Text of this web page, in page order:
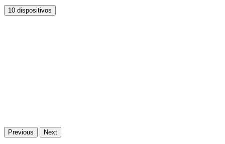
10 dispositivos
Previous Next